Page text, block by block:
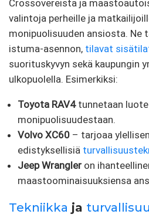
Crossovereista ja
valintoja perheille ja
monipuolisuuden ansiosta. Ne
istuma-asennon, tilavat
suorituskyvyn sekä kaupungin
ulkopuolella. Esimerkiksi:
Toyota RAV4tunnetaan
monipuolisuudestaan.
Volvo XC60 – tarjoaa
edistyksellisiä
Jeep Wrangler on
maastoominaisuuksiensa
Tekniikka ja